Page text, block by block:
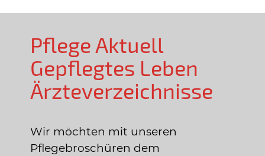
Pflege Aktuell
Gepflegtes Leben
Ärzteverzeichnisse
Wir möchten mit unseren
Pflegebroschüren dem